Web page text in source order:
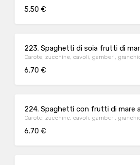
5.50 €
223. Spaghetti di soia frutti di
Carote, zucchine, cavoli, gamberi,
6.70 €
224. Spaghetti con frutti di mare
Carote, zucchine, cavoli, gamberi,
6.70 €